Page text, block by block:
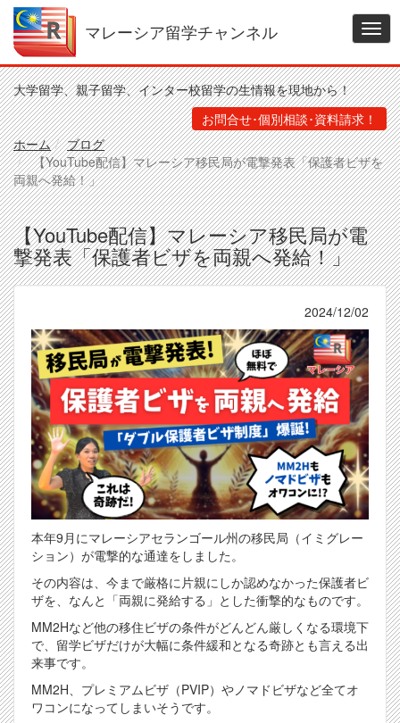
コ
ン
テ
ン
ツ
に
移
動
マレーシア留学チャンネル
大学留学、親子留学、インター校留学の生情報を現地から！
お問合せ･個別相談･資料請求！
ホーム
ブログ
【YouTube配信】マレーシア移民局が電撃発表「保護者ビザを
両親へ発給！」
【YouTube配信】マレーシア移民局が電
撃発表「保護者ビザを両親へ発給！」
2024/12/02
本年9月にマレーシアセランゴール州の移民局（イミグレー
ション）が電撃的な通達をしました。
その内容は、今まで厳格に片親にしか認めなかった保護者ビ
ザを、なんと「両親に発給する」とした衝撃的なものです。
MM2Hなど他の移住ビザの条件がどんどん厳しくなる環境下
で、留学ビザだけが大幅に条件緩和となる奇跡とも言える出
来事です。
MM2H、プレミアムビザ（PVIP）やノマドビザなど全てオ
ワコンになってしまいそうです。